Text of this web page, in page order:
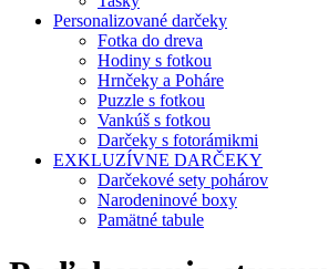
Personalizované darčeky
Fotka do dreva
Hodiny s fotkou
Hrnčeky a Poháre
Puzzle s fotkou
Vankúš s fotkou
Darčeky s fotorámikmi
EXKLUZÍVNE DARČEKY
Darčekové sety pohárov
Narodeninové boxy
Pamätné tabule